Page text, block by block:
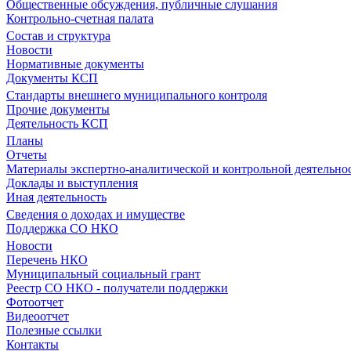
Общественные обсуждения, публичные слушания
Контрольно-счетная палата
Состав и структура
Новости
Нормативные документы
Документы КСП
Стандарты внешнего муниципального контроля
Прочие документы
Деятельность КСП
Планы
Отчеты
Материалы экспертно-аналитической и контрольной
Доклады и выступления
Иная деятельность
Сведения о доходах и имуществе
Поддержка СО НКО
Новости
Перечень НКО
Муниципальный социальный грант
Реестр СО НКО - получатели поддержки
Фотоотчет
Видеоотчет
Полезные ссылки
Контакты